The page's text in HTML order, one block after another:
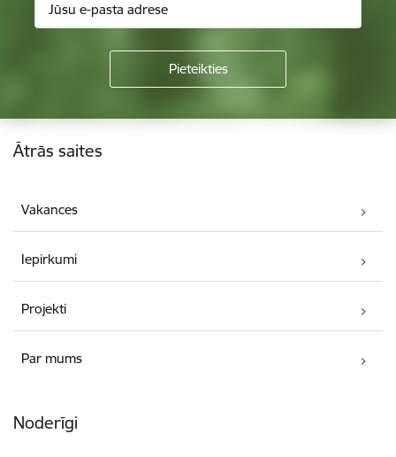
Kājene
Ātrās saites
Vakances
Iepirkumi
Projekti
Par mums
Noderīgi